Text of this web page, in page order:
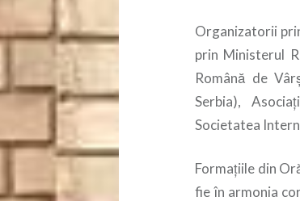
Organizatorii
prin Ministerul
Română de
Serbia),
Societatea
Formaţiile din
fie în armonia